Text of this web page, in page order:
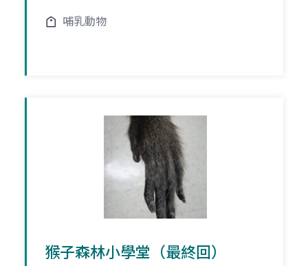
哺乳動物
猴子森林小學堂（最終回）